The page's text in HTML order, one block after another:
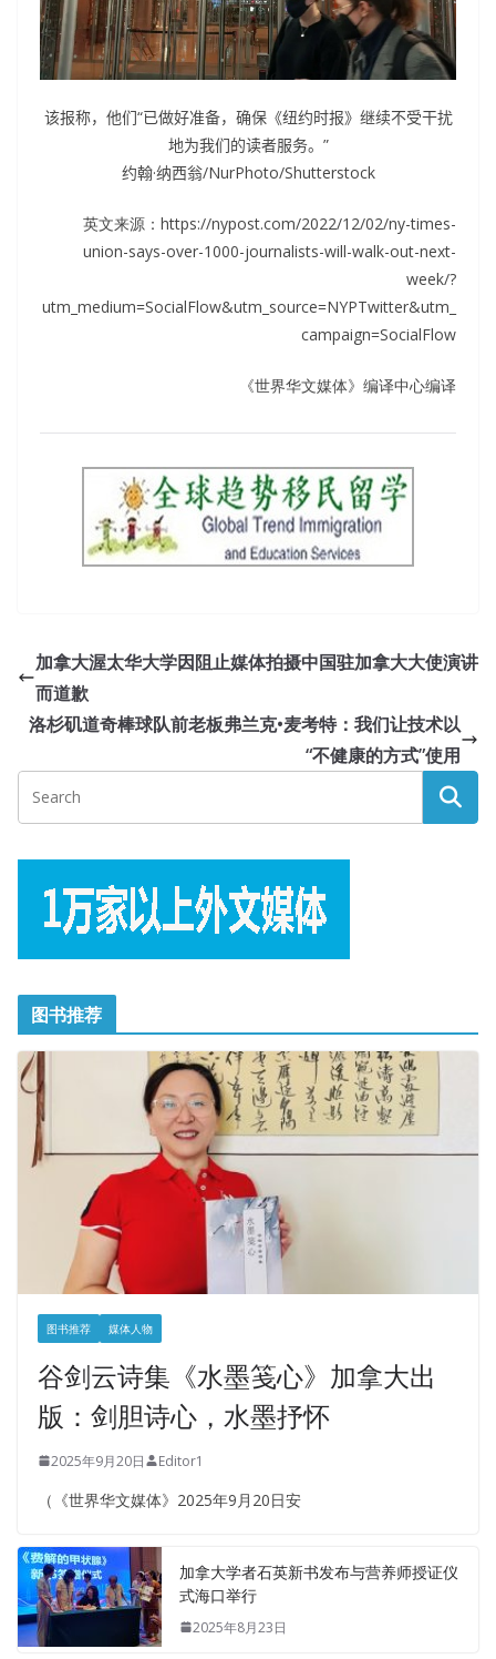
该报称，他们“已做好准备，确保《纽约时报》继续不受干扰
地为我们的读者服务。”
约翰·纳西翁/NurPhoto/Shutterstock
英文来源：https://nypost.com/2022/12/02/ny-times-
union-says-over-1000-journalists-will-walk-out-next-
week/?
utm_medium=SocialFlow&utm_source=NYPTwitter&utm_
campaign=SocialFlow
《世界华文媒体》编译中心编译
加拿大渥太华大学因阻止媒体拍摄中国驻加拿大大使演讲
而道歉
洛杉矶道奇棒球队前老板弗兰克•麦考特：我们让技术以
“不健康的方式”使用
图书推荐
图书推荐 媒体人物
谷剑云诗集《水墨笺心》加拿大出
版：剑胆诗心，水墨抒怀
2025年9月20日 Editor1
（《世界华文媒体》2025年9月20日安
加拿大学者石英新书发布与营养师授证仪
式海口举行
2025年8月23日